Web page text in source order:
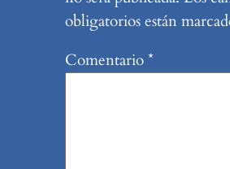
obligatorios están
Comentario*